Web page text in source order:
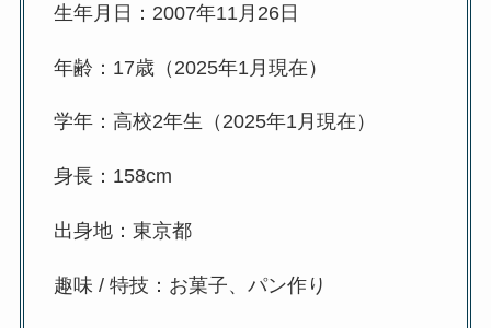
生年月日：2007年11月26日
年齢：17歳（2025年1月現在）
学年：高校2年生（2025年1月現在）
身長：158cm
出身地：東京都
趣味 / 特技：お菓子、パン作り